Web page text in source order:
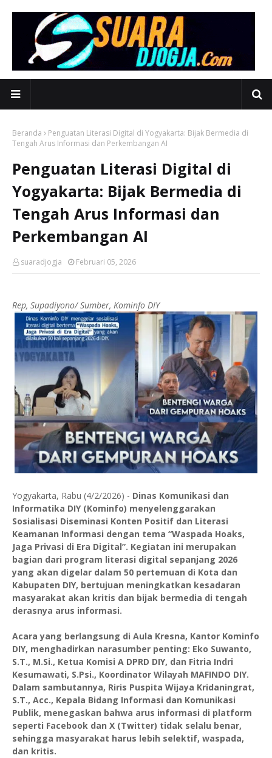
Beranda
Penguatan Literasi Digital di Yogyakarta: Bijak Bermedia di
Tengah Arus Informasi dan Perkembangan AI
Penguatan Literasi Digital di
Yogyakarta: Bijak Bermedia di
Tengah Arus Informasi dan
Perkembangan AI
suaradjogja Februari 05, 2026
Rep, Supadiyono/ Sumber, Kominfo DIY
Yogyakarta, Rabu (4/2/2026) - Dinas Komunikasi dan
Informatika DIY (Kominfo) menyelenggarakan
Sosialisasi Diseminasi Konten Positif dan Literasi
Keamanan Informasi dengan tema “Waspada Hoaks,
Jaga Privasi di Era Digital”. Kegiatan ini merupakan
bagian dari program literasi digital sepanjang 2026
yang akan digelar dalam 50 pertemuan di Kota dan
Kabupaten DIY, bertujuan meningkatkan kesadaran
masyarakat akan kritis dan bijak bermedia di tengah
derasnya arus informasi.
Acara yang berlangsung di Aula Kresna, Kantor Kominfo
DIY, menghadirkan narasumber penting: Eko Suwanto,
S.T., M.Si., Ketua Komisi A DPRD DIY, dan Fitria Indri
Kesumawati, S.Psi., Koordinator Wilayah MAFINDO DIY.
Dalam sambutannya, Riris Puspita Wijaya Kridaningrat,
S.T., Acc., Kepala Bidang Informasi dan Komunikasi
Publik, menegaskan bahwa arus informasi di platform
seperti Facebook dan X (Twitter) tidak selalu benar,
sehingga masyarakat harus lebih selektif, waspada,
dan kritis.